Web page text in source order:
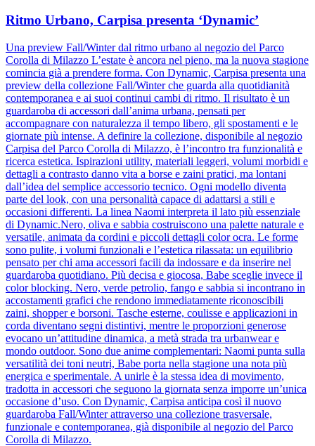
Ritmo Urbano, Carpisa presenta ‘Dynamic’
Una preview Fall/Winter dal ritmo urbano al negozio del Parco
Corolla di Milazzo L’estate è ancora nel pieno, ma la nuova stagione
comincia già a prendere forma. Con Dynamic, Carpisa presenta una
preview della collezione Fall/Winter che guarda alla quotidianità
contemporanea e ai suoi continui cambi di ritmo. Il risultato è un
guardaroba di accessori dall’anima urbana, pensati per
accompagnare con naturalezza il tempo libero, gli spostamenti e le
giornate più intense. A definire la collezione, disponibile al negozio
Carpisa del Parco Corolla di Milazzo, è l’incontro tra funzionalità e
ricerca estetica. Ispirazioni utility, materiali leggeri, volumi morbidi e
dettagli a contrasto danno vita a borse e zaini pratici, ma lontani
dall’idea del semplice accessorio tecnico. Ogni modello diventa
parte del look, con una personalità capace di adattarsi a stili e
occasioni differenti. La linea Naomi interpreta il lato più essenziale
di Dynamic.Nero, oliva e sabbia costruiscono una palette naturale e
versatile, animata da cordini e piccoli dettagli color ocra. Le forme
sono pulite, i volumi funzionali e l’estetica rilassata: un equilibrio
pensato per chi ama accessori facili da indossare e da inserire nel
guardaroba quotidiano. Più decisa e giocosa, Babe sceglie invece il
color blocking. Nero, verde petrolio, fango e sabbia si incontrano in
accostamenti grafici che rendono immediatamente riconoscibili
zaini, shopper e borsoni. Tasche esterne, coulisse e applicazioni in
corda diventano segni distintivi, mentre le proporzioni generose
evocano un’attitudine dinamica, a metà strada tra urbanwear e
mondo outdoor. Sono due anime complementari: Naomi punta sulla
versatilità dei toni neutri, Babe porta nella stagione una nota più
energica e sperimentale. A unirle è la stessa idea di movimento,
tradotta in accessori che seguono la giornata senza imporre un’unica
occasione d’uso. Con Dynamic, Carpisa anticipa così il nuovo
guardaroba Fall/Winter attraverso una collezione trasversale,
funzionale e contemporanea, già disponibile al negozio del Parco
Corolla di Milazzo.